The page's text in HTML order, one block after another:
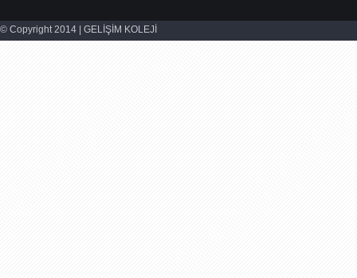
© Copyright 2014 | GELİŞİM KOLEJİ